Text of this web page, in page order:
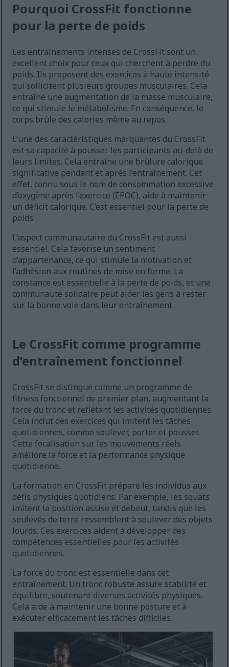
Pourquoi CrossFit fonctionne
pour la perte de poids
Les entraînements intenses de CrossFit sont un
excellent choix pour ceux qui cherchent à perdre du
poids. Ils proposent des exercices à haute intensité
qui sollicitent plusieurs groupes musculaires. Cela
entraîne une augmentation de la masse musculaire,
ce qui stimule le métabolisme. En conséquence, le
corps brûle des calories même au repos.
L’une des caractéristiques marquantes du CrossFit
est sa capacité à pousser les participants au-delà de
leurs limites. Cela entraîne une brûlure calorique
significative pendant et après l’entraînement. Cet
effet, connu sous le nom de consommation excessive
d’oxygène après l’exercice (EPOC), aide à maintenir
un déficit calorique. C’est essentiel pour la perte de
poids.
L’aspect communautaire du CrossFit est aussi
essentiel. Cela favorise un sentiment
d’appartenance, ce qui stimule la motivation et
l’adhésion aux routines de mise en forme. La
constance est essentielle à la perte de poids, et une
communauté solidaire peut aider les gens à rester
sur la bonne voie dans leur entraînement.
Le CrossFit comme programme
d’entraînement fonctionnel
CrossFit se distingue comme un programme de
fitness fonctionnel de premier plan, augmentant la
force du tronc et reflétant les activités quotidiennes.
Cela inclut des exercices qui imitent les tâches
quotidiennes, comme soulever, porter et pousser.
Cette focalisation sur les mouvements réels
améliore la force et la performance physique
quotidienne.
La formation en CrossFit prépare les individus aux
défis physiques quotidiens. Par exemple, les squats
imitent la position assise et debout, tandis que les
soulevés de terre ressemblent à soulever des objets
lourds. Ces exercices aident à développer des
compétences essentielles pour les activités
quotidiennes.
La force du tronc est essentielle dans cet
entraînement. Un tronc robuste assure stabilité et
équilibre, soutenant diverses activités physiques.
Cela aide à maintenir une bonne posture et à
exécuter efficacement les tâches difficiles.